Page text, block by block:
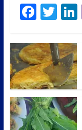
F
e
b
o
o
k
T
itt
er